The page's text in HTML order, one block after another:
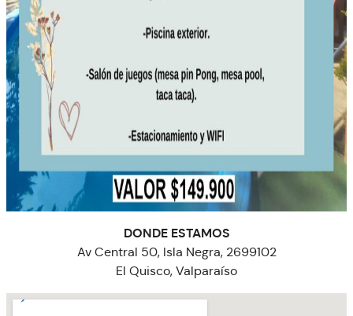
DONDE ESTAMOS
Av Central 50, Isla Negra, 2699102
El Quisco, Valparaíso